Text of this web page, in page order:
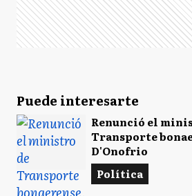
Puede interesarte
Renunció el
Transporte
D'Onofrio
Política